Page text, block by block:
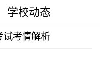
学校动态
试考情解析